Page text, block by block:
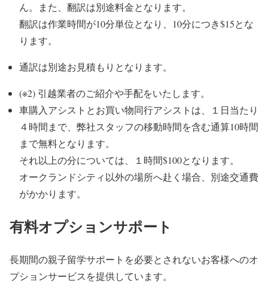
ん。また、翻訳は別途料金となります。
翻訳は作業時間が10分単位となり、10分につき$15とな
ります。
通訳は別途お見積もりとなります。
(※2) 引越業者のご紹介や手配をいたします。
車購入アシストとお買い物同行アシストは、１日当たり
４時間まで、弊社スタッフの移動時間を含む通算10時間
まで無料となります。
それ以上の分については、１時間$100となります。
オークランドシティ以外の場所へ赴く場合、別途交通費
がかかります。
有料オプションサポート
長期間の親子留学サポートを必要とされないお客様へのオ
プションサービスを提供しています。